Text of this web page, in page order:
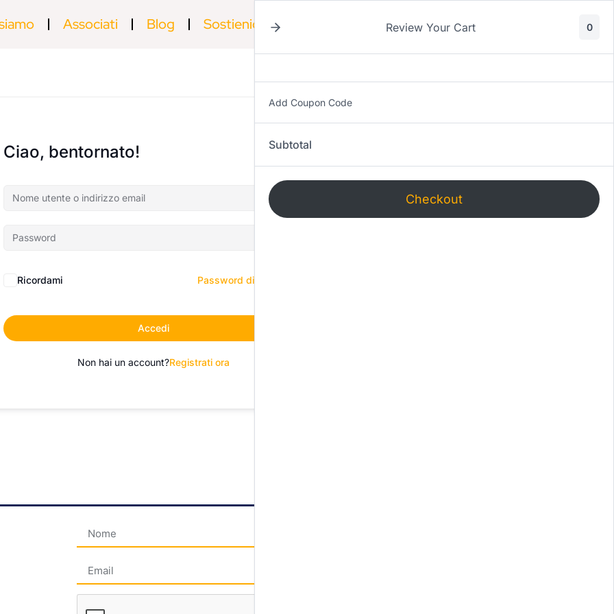
Associati Blog Sostienici
Ciao, bentornato!
Ricordami Password dimenticata?
Accedi
Non hai un account?Registrati ora
Review Your Cart 0
Add Coupon Code
Subtotal
Checkout